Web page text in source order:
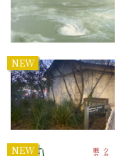
NEW
NEW